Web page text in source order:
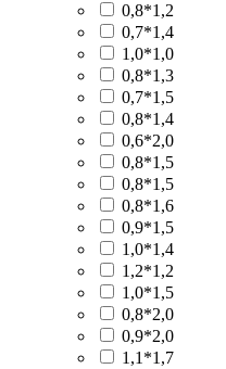
0,8*1,2
0,7*1,4
1,0*1,0
0,8*1,3
0,7*1,5
0,8*1,4
0,6*2,0
0,8*1,5
0,8*1,5
0,8*1,6
0,9*1,5
1,0*1,4
1,2*1,2
1,0*1,5
0,8*2,0
0,9*2,0
1,1*1,7